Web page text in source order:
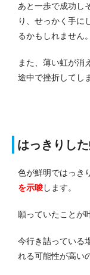
あと一歩で成功し
り、せっかく手に
るかもしれません。
また、薄い虹が消
途中で挫折してし
はっきりし
色が鮮明ではっき
を示唆します。
願っていたことが
今行き詰っている
れる可能性が高い